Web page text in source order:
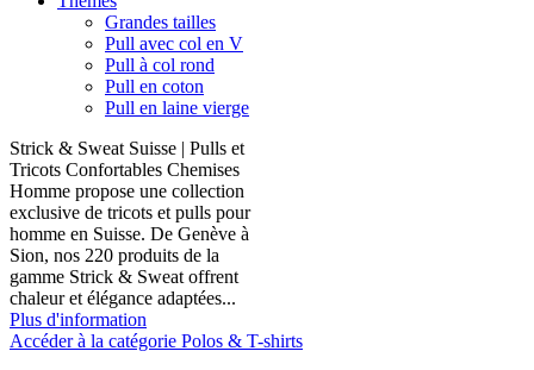
Grandes tailles
Pull avec col en V
Pull à col rond
Pull en coton
Pull en laine vierge
Strick & Sweat Suisse | Pulls et
Tricots Confortables Chemises
Homme propose une collection
exclusive de tricots et pulls pour
homme en Suisse. De Genève à
Sion, nos 220 produits de la
gamme Strick & Sweat offrent
chaleur et élégance adaptées...
Plus d'information
Accéder à la catégorie Polos & T-shirts